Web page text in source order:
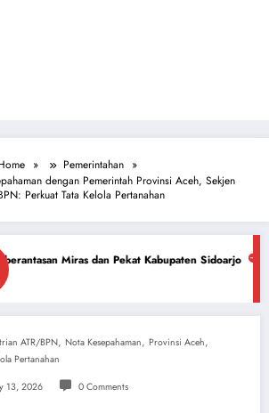
Pemerintahan
dengan Pemerintah Provinsi Aceh, Sekjen
Perkuat Tata Kelola Pertanahan
Kabupaten Sidoarjo Sidoarjo Darurat
ATR/BPN, Nota Kesepahaman, Provinsi Aceh,
Pertanahan
13, 2026 0 Comments